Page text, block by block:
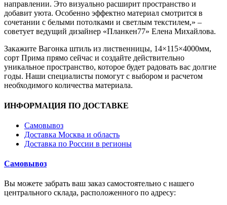
направлении. Это визуально расширит пространство и
добавит уюта. Особенно эффектно материал смотрится в
сочетании с белыми потолками и светлым текстилем,» –
советует ведущий дизайнер «Планкен77» Елена Михайлова.
Закажите Вагонка штиль из лиственницы, 14×115×4000мм,
сорт Прима прямо сейчас и создайте действительно
уникальное пространство, которое будет радовать вас долгие
годы. Наши специалисты помогут с выбором и расчетом
необходимого количества материала.
ИНФОРМАЦИЯ ПО ДОСТАВКЕ
Самовывоз
Доставка Москва и область
Доставка по России в регионы
Самовывоз
Вы можете забрать ваш заказ самостоятельно с нашего
центрального склада, расположенного по адресу: